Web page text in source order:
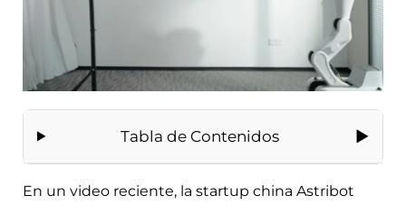
Tabla de Contenidos
En un video reciente, la startup china Astribot